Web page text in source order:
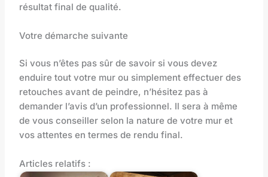
résultat final de qualité.
Votre démarche suivante
Si vous n’êtes pas sûr de savoir si vous devez
enduire tout votre mur ou simplement effectuer des
retouches avant de peindre, n’hésitez pas à
demander l’avis d’un professionnel. Il sera à même
de vous conseiller selon la nature de votre mur et
vos attentes en termes de rendu final.
Articles relatifs :